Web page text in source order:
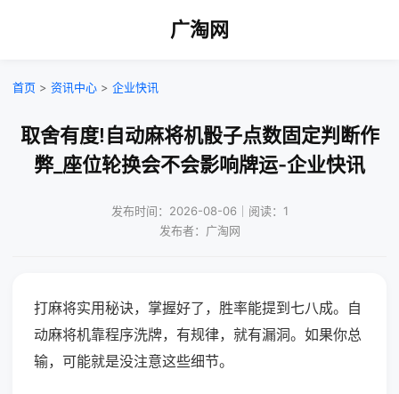
广淘网
首页 > 资讯中心 > 企业快讯
取舍有度!自动麻将机骰子点数固定判断作
弊_座位轮换会不会影响牌运-企业快讯
发布时间：2026-08-06｜阅读：1
发布者：广淘网
打麻将实用秘诀，掌握好了，胜率能提到七八成。自
动麻将机靠程序洗牌，有规律，就有漏洞。如果你总
输，可能就是没注意这些细节。